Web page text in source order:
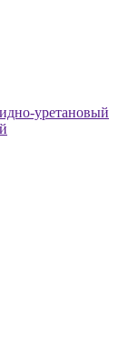
уретановый